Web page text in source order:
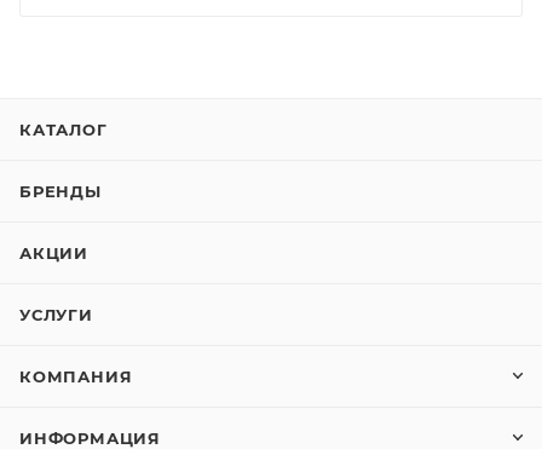
КАТАЛОГ
БРЕНДЫ
АКЦИИ
УСЛУГИ
КОМПАНИЯ
ИНФОРМАЦИЯ